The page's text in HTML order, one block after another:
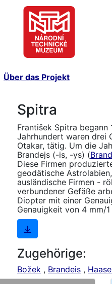
Über das Projekt
Spitra
František Spitra begann
Jahrhundert waren drei
Otakar, tätig. Um die
Brandejs (-is, -ys) (
Diese Firmen
geodätische
ausländische Firmen -
verbundener Gefäße
Diopter mit einer
Genauigkeit von 4 mm/1
↓
Zugehörige:
Božek , Brandeis ,